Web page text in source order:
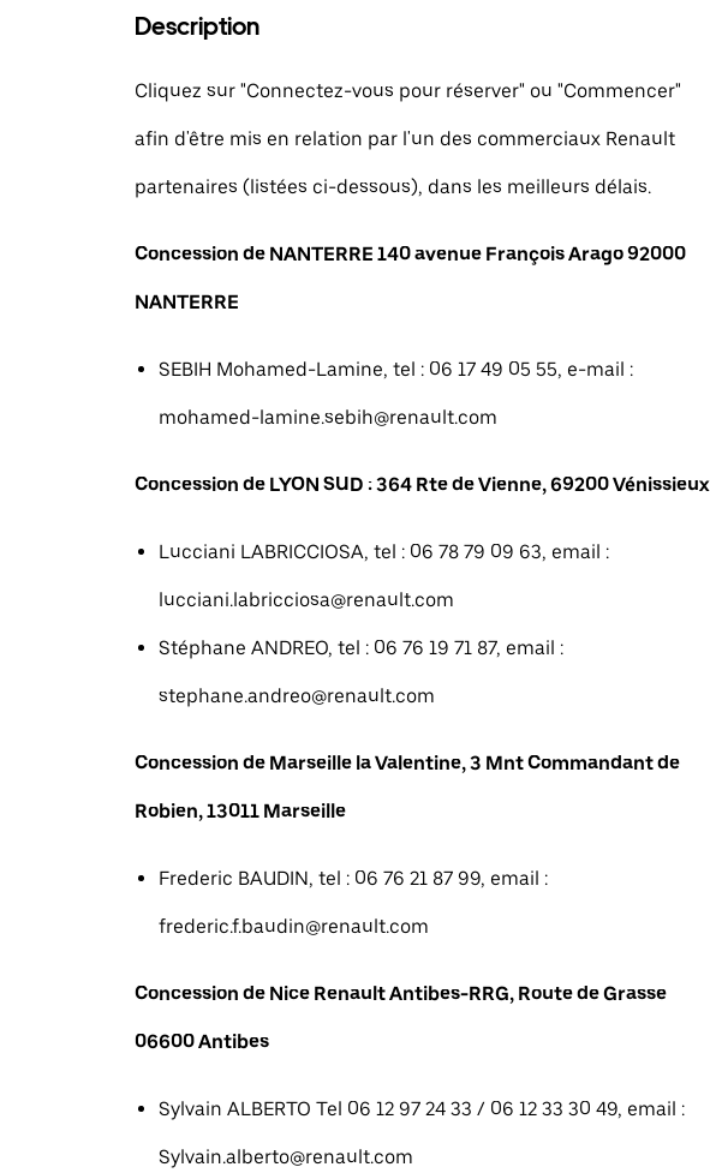
Description
Cliquez sur "Connectez-vous pour réserver" ou "Commencer"
afin d'être mis en relation par l'un des commerciaux Renault
partenaires (listées ci-dessous), dans les meilleurs délais.
Concession de NANTERRE 140 avenue François Arago 92000
NANTERRE
SEBIH Mohamed-Lamine, tel : 06 17 49 05 55, e-mail :
mohamed-lamine.sebih@renault.com
Concession de LYON SUD : 364 Rte de Vienne, 69200 Vénissieux
Lucciani LABRICCIOSA, tel : 06 78 79 09 63, email :
lucciani.labricciosa@renault.com
Stéphane ANDREO, tel : 06 76 19 71 87, email :
stephane.andreo@renault.com
Concession de Marseille la Valentine, 3 Mnt Commandant de
Robien, 13011 Marseille
Frederic BAUDIN, tel : 06 76 21 87 99, email :
frederic.f.baudin@renault.com
Concession de Nice Renault Antibes-RRG, Route de Grasse
06600 Antibes
Sylvain ALBERTO Tel 06 12 97 24 33 / 06 12 33 30 49, email :
Sylvain.alberto@renault.com